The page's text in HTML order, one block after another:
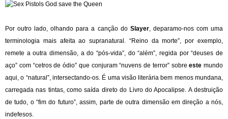
Por outro lado, olhando para a canção do Slayer, deparamo-nos com uma
terminologia mais afeita ao supranatural. “Reino da morte”, por exemplo,
remete a outra dimensão, a do “pós-vida”, do “além”, regida por “deuses de
aço” com “cetros de ódio” que conjuram “nuvens de terror” sobreeste mundo
aqui, o “natural”, intersectando-os. É uma visão literária bem menos mundana,
carregada nas tintas, como saída direto do Livro do Apocalipse. A destruição
de tudo, o “fim do futuro”, assim, parte de outra dimensão em direção a nós,
indefesos.